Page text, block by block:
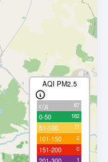
AQI PM2.5
с/д 87
0-50 182
51-100 77
101-150 2
151-200 0
1